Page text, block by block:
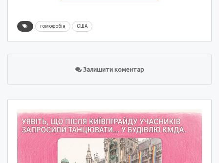
гомофобія США
Залишити коментар